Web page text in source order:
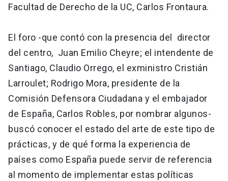
Facultad de Derecho de la UC, Carlos Frontaura.
El foro -que contó con la presencia del director
del centro, Juan Emilio Cheyre; el intendente de
Santiago, Claudio Orrego, el exministro Cristián
Larroulet; Rodrigo Mora, presidente de la
Comisión Defensora Ciudadana y el embajador
de España, Carlos Robles, por nombrar algunos-
buscó conocer el estado del arte de este tipo de
prácticas, y de qué forma la experiencia de
países como España puede servir de referencia
al momento de implementar estas políticas